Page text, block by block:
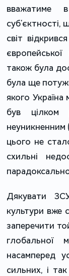
вважатиме
світ
також була
була ще
якого Україна
був цілком
неуникненним
цього не
схильні
Дякувати
культури вже
заперечити
глобальної
насамперед
сильних, і